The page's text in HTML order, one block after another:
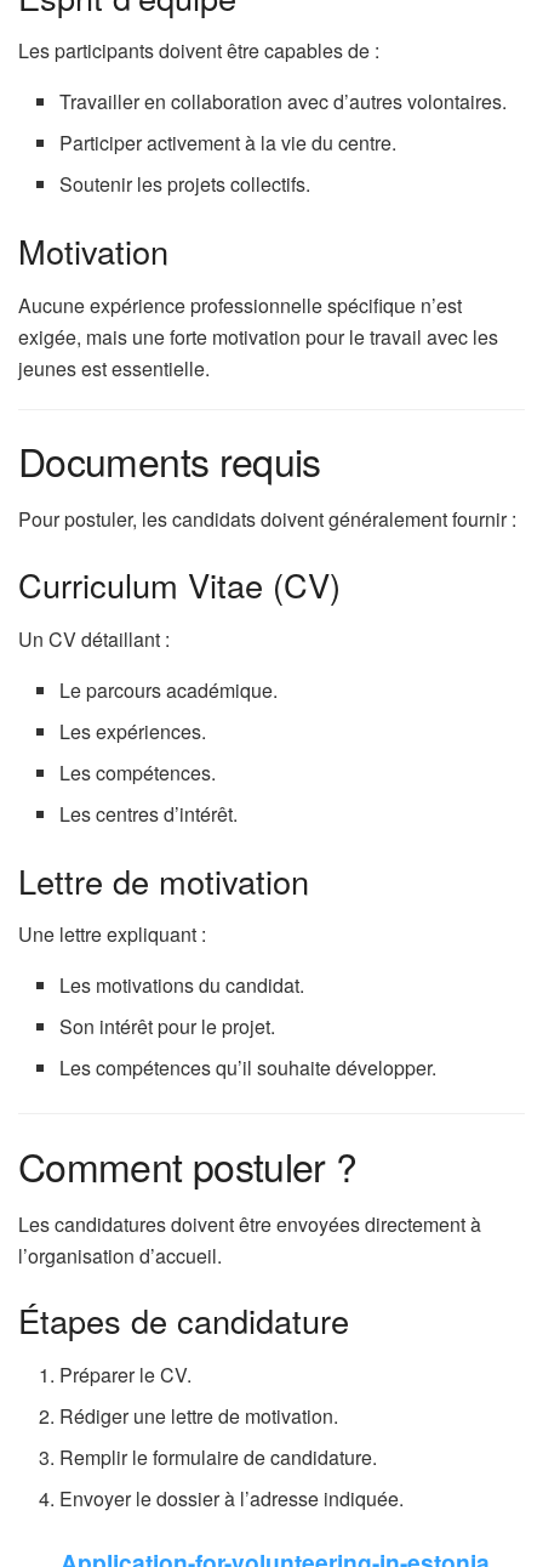
Les participants doivent être capables de :
Travailler en collaboration avec d’autres volontaires.
Participer activement à la vie du centre.
Soutenir les projets collectifs.
Motivation
Aucune expérience professionnelle spécifique n’est
exigée, mais une forte motivation pour le travail avec les
jeunes est essentielle.
Documents requis
Pour postuler, les candidats doivent généralement fournir :
Curriculum Vitae (CV)
Un CV détaillant :
Le parcours académique.
Les expériences.
Les compétences.
Les centres d’intérêt.
Lettre de motivation
Une lettre expliquant :
Les motivations du candidat.
Son intérêt pour le projet.
Les compétences qu’il souhaite développer.
Comment postuler ?
Les candidatures doivent être envoyées directement à
l’organisation d’accueil.
Étapes de candidature
Préparer le CV.
Rédiger une lettre de motivation.
Remplir le formulaire de candidature.
Envoyer le dossier à l’adresse indiquée.